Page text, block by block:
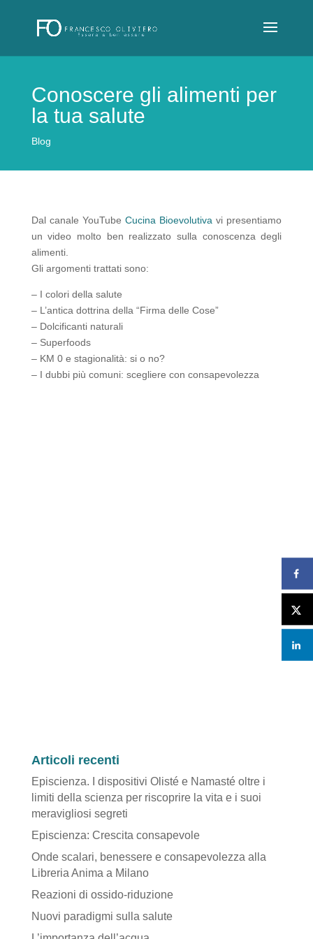
Conoscere gli alimenti per
la tua salute
Blog
Dal canale YouTube Cucina Bioevolutiva vi presentiamo
un video molto ben realizzato sulla conoscenza degli
alimenti.
Gli argomenti trattati sono:
– I colori della salute
– L’antica dottrina della “Firma delle Cose”
– Dolcificanti naturali
– Superfoods
– KM 0 e stagionalità: si o no?
– I dubbi più comuni: scegliere con consapevolezza
Articoli recenti
Episcienza. I dispositivi Olisté e Namasté oltre i
limiti della scienza per riscoprire la vita e i suoi
meravigliosi segreti
Episcienza: Crescita consapevole
Onde scalari, benessere e consapevolezza alla
Libreria Anima a Milano
Reazioni di ossido-riduzione
Nuovi paradigmi sulla salute